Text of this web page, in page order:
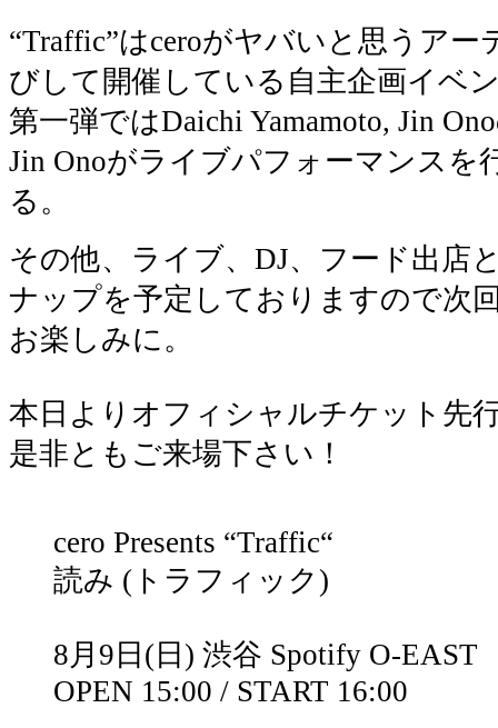
“Traffic”はceroがヤバいと思うア
びして開催している自主企画イベ
第一弾ではDaichi Yamamoto, Jin
Jin Onoがライブパフォーマンスを
る。
その他、ライブ、DJ、フード出店
ナップを予定しておりますので次
お楽しみに。
本日よりオフィシャルチケット先
是非ともご来場下さい！
cero Presents “Traffic“
読み (トラフィック)
8月9日(日) 渋谷 Spotify O-EAST
OPEN 15:00 / START 16:00